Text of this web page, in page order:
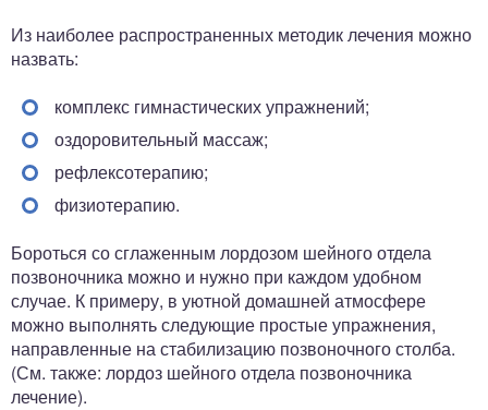
Из наиболее распространенных методик лечения можно
назвать:
комплекс гимнастических упражнений;
оздоровительный массаж;
рефлексотерапию;
физиотерапию.
Бороться со сглаженным лордозом шейного отдела
позвоночника можно и нужно при каждом удобном
случае. К примеру, в уютной домашней атмосфере
можно выполнять следующие простые упражнения,
направленные на стабилизацию позвоночного столба.
(См. также: лордоз шейного отдела позвоночника
лечение).